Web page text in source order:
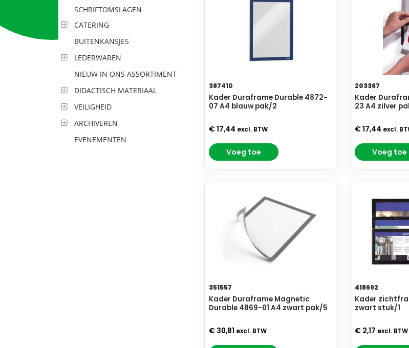
SCHRIFTOMSLAGEN
CATERING
BUITENKANSJES
LEDERWAREN
NIEUW IN ONS ASSORTIMENT
DIDACTISCH MATERIAAL
VEILIGHEID
ARCHIVEREN
EVENEMENTEN
387410
Kader Duraframe Durable 4872-
07 A4 blauw pak/2
€ 17,44 excl. BTW
Voeg toe
203367
Kader
23 A4 zilver
€ 17,44 excl.
Voeg toe
351557
Kader Duraframe Magnetic
Durable 4869-01 A4 zwart pak/5
€ 30,81 excl. BTW
418692
Kader
zwart stuk/1
€ 2,17 excl. BTW